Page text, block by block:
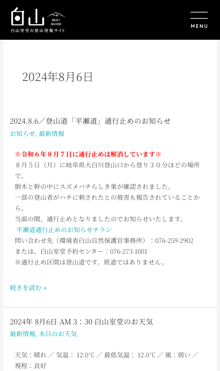
2024年8月6日
2024.8.6／登山道「平瀬道」通行止めのお知らせ
お知らせ, 最新情報
※令和６年８月７日に通行止めは解消しています※
８月５日（月）に岐阜県大白川登山口から登り３０分ほどの場所
で、
倒木と幹の中にスズメバチらしき巣が確認されました。
一部の登山者がハチに刺されたとの被害も報告されていることか
ら、
当面の間、通行止めとなりましたのでお知らせいたします。
平瀬道通行止めのお知らせチラシ
問い合わせ先（環境省白山自然保護官事務所）：076-259-2902
または、白山室堂予約センター：076-273-1001
※通行止め区間は登山道です。県道ではありません。
2024.8.6
／
山
「平
瀬
道」
行
め
ら
続きを読む »
2024年 8月6日 AM 3：30 白山室堂のお天気
最新情報, 本日のお天気
天気：晴れ ／ 気温： 12.0℃ ／ 最低気温： 12.0℃ ／ 風：弱い ／
視程：良好
2024
年
月